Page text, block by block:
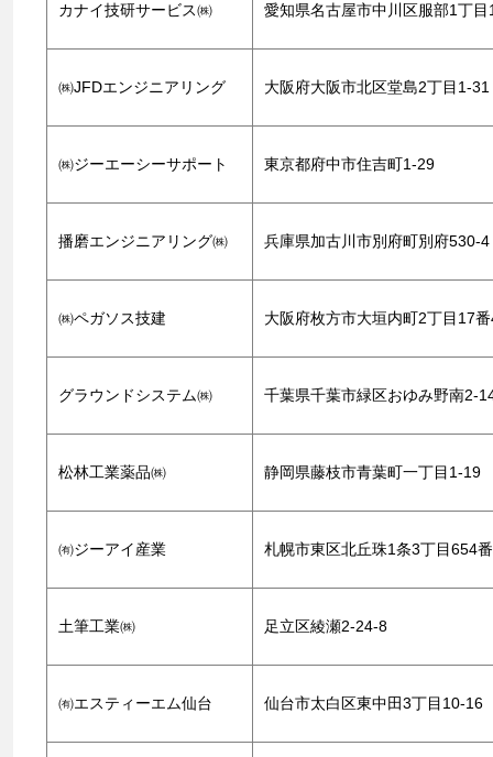
カナイ技研サービス㈱ 愛知県名古屋市中川区服部1丁目
㈱JFDエンジニアリング 大阪府大阪市北区堂島2丁目1-31
㈱ジーエーシーサポート 東京都府中市住吉町1-29
播磨エンジニアリング㈱ 兵庫県加古川市別府町別府530-4
㈱ペガソス技建 大阪府枚方市大垣内町2丁目17
グラウンドシステム㈱ 千葉県千葉市緑区おゆみ野南2-
松林工業薬品㈱ 静岡県藤枝市青葉町一丁目1-19
㈲ジーアイ産業 札幌市東区北丘珠1条3丁目654
土筆工業㈱ 足立区綾瀬2-24-8
㈲エスティーエム仙台 仙台市太白区東中田3丁目10-16